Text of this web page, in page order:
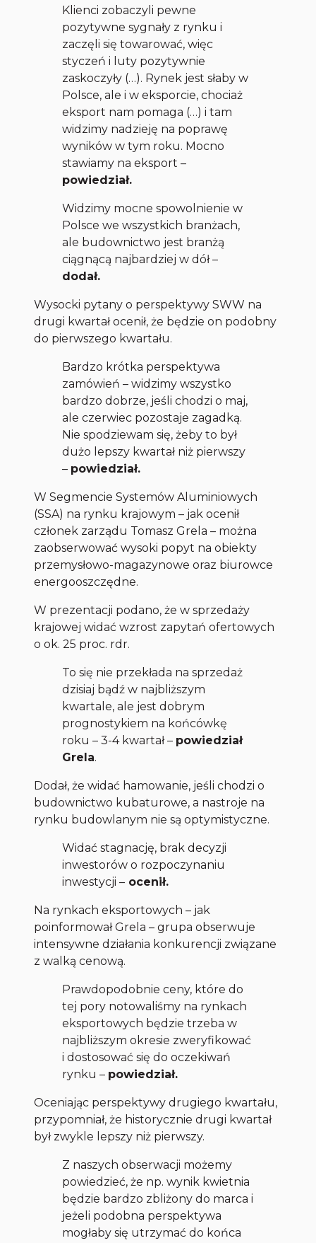
Klienci zobaczyli pewne
pozytywne sygnały z rynku i
zaczęli się towarować, więc
styczeń i luty pozytywnie
zaskoczyły (…). Rynek jest słaby w
Polsce, ale i w eksporcie, chociaż
eksport nam pomaga (…) i tam
widzimy nadzieję na poprawę
wyników w tym roku. Mocno
stawiamy na eksport –
powiedział.
Widzimy mocne spowolnienie w
Polsce we wszystkich branżach,
ale budownictwo jest branżą
ciągnącą najbardziej w dół –
dodał.
Wysocki pytany o perspektywy SWW na
drugi kwartał ocenił, że będzie on podobny
do pierwszego kwartału.
Bardzo krótka perspektywa
zamówień – widzimy wszystko
bardzo dobrze, jeśli chodzi o maj,
ale czerwiec pozostaje zagadką.
Nie spodziewam się, żeby to był
dużo lepszy kwartał niż pierwszy
– powiedział.
W Segmencie Systemów Aluminiowych
(SSA) na rynku krajowym – jak ocenił
członek zarządu Tomasz Grela – można
zaobserwować wysoki popyt na obiekty
przemysłowo-magazynowe oraz biurowce
energooszczędne.
W prezentacji podano, że w sprzedaży
krajowej widać wzrost zapytań ofertowych
o ok. 25 proc. rdr.
To się nie przekłada na sprzedaż
dzisiaj bądź w najbliższym
kwartale, ale jest dobrym
prognostykiem na końcówkę
roku – 3-4 kwartał– powiedział
Grela.
Dodał, że widać hamowanie, jeśli chodzi o
budownictwo kubaturowe, a nastroje na
rynku budowlanym nie są optymistyczne.
Widać stagnację, brak decyzji
inwestorów o rozpoczynaniu
inwestycji – ocenił.
Na rynkach eksportowych – jak
poinformował Grela – grupa obserwuje
intensywne działania konkurencji związane
z walką cenową.
Prawdopodobnie ceny, które do
tej pory notowaliśmy na rynkach
eksportowych będzie trzeba w
najbliższym okresie zweryfikować
i dostosować się do oczekiwań
rynku – powiedział.
Oceniając perspektywy drugiego kwartału,
przypomniał, że historycznie drugi kwartał
był zwykle lepszy niż pierwszy.
Z naszych obserwacji możemy
powiedzieć, że np. wynik kwietnia
będzie bardzo zbliżony do marca i
jeżeli podobna perspektywa
mogłaby się utrzymać do końca